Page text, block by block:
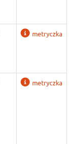
metryczka
metryczka